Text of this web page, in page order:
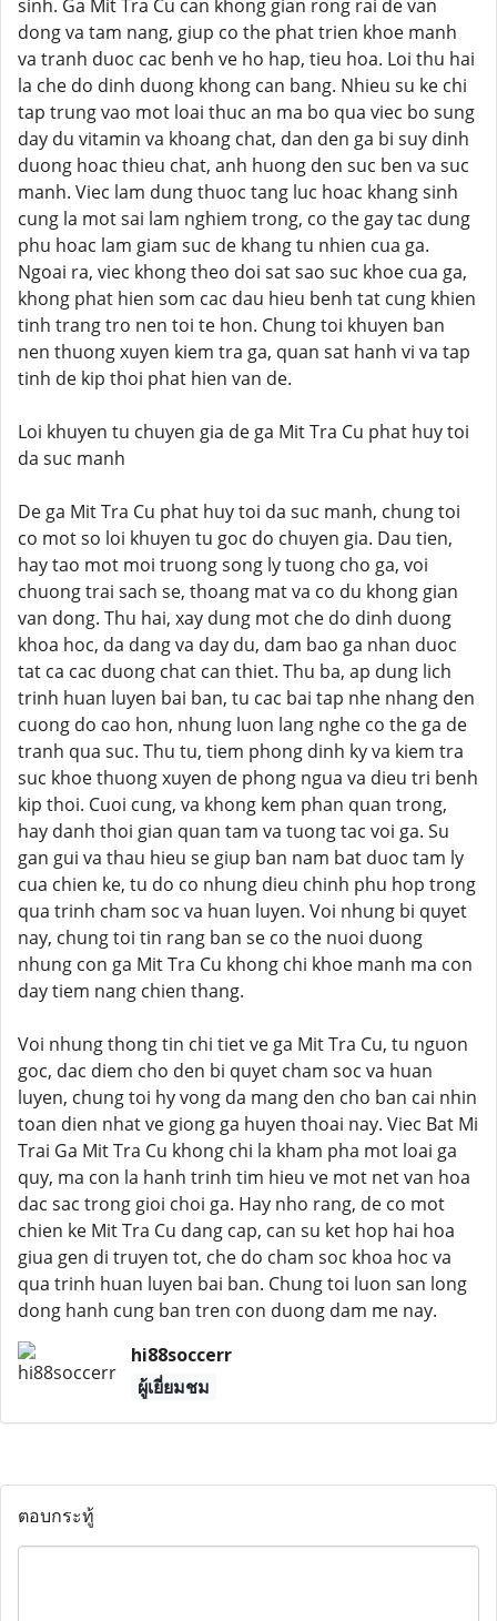
sinh. Ga Mit Tra Cu can khong gian rong rai de van
dong va tam nang, giup co the phat trien khoe manh
va tranh duoc cac benh ve ho hap, tieu hoa. Loi thu hai
la che do dinh duong khong can bang. Nhieu su ke chi
tap trung vao mot loai thuc an ma bo qua viec bo sung
day du vitamin va khoang chat, dan den ga bi suy dinh
duong hoac thieu chat, anh huong den suc ben va suc
manh. Viec lam dung thuoc tang luc hoac khang sinh
cung la mot sai lam nghiem trong, co the gay tac dung
phu hoac lam giam suc de khang tu nhien cua ga.
Ngoai ra, viec khong theo doi sat sao suc khoe cua ga,
khong phat hien som cac dau hieu benh tat cung khien
tinh trang tro nen toi te hon. Chung toi khuyen ban
nen thuong xuyen kiem tra ga, quan sat hanh vi va tap
tinh de kip thoi phat hien van de.
Loi khuyen tu chuyen gia de ga Mit Tra Cu phat huy toi
da suc manh
De ga Mit Tra Cu phat huy toi da suc manh, chung toi
co mot so loi khuyen tu goc do chuyen gia. Dau tien,
hay tao mot moi truong song ly tuong cho ga, voi
chuong trai sach se, thoang mat va co du khong gian
van dong. Thu hai, xay dung mot che do dinh duong
khoa hoc, da dang va day du, dam bao ga nhan duoc
tat ca cac duong chat can thiet. Thu ba, ap dung lich
trinh huan luyen bai ban, tu cac bai tap nhe nhang den
cuong do cao hon, nhung luon lang nghe co the ga de
tranh qua suc. Thu tu, tiem phong dinh ky va kiem tra
suc khoe thuong xuyen de phong ngua va dieu tri benh
kip thoi. Cuoi cung, va khong kem phan quan trong,
hay danh thoi gian quan tam va tuong tac voi ga. Su
gan gui va thau hieu se giup ban nam bat duoc tam ly
cua chien ke, tu do co nhung dieu chinh phu hop trong
qua trinh cham soc va huan luyen. Voi nhung bi quyet
nay, chung toi tin rang ban se co the nuoi duong
nhung con ga Mit Tra Cu khong chi khoe manh ma con
day tiem nang chien thang.
Voi nhung thong tin chi tiet ve ga Mit Tra Cu, tu nguon
goc, dac diem cho den bi quyet cham soc va huan
luyen, chung toi hy vong da mang den cho ban cai nhin
toan dien nhat ve giong ga huyen thoai nay. Viec Bat Mi
Trai Ga Mit Tra Cu khong chi la kham pha mot loai ga
quy, ma con la hanh trinh tim hieu ve mot net van hoa
dac sac trong gioi choi ga. Hay nho rang, de co mot
chien ke Mit Tra Cu dang cap, can su ket hop hai hoa
giua gen di truyen tot, che do cham soc khoa hoc va
qua trinh huan luyen bai ban. Chung toi luon san long
dong hanh cung ban tren con duong dam me nay.
hi88soccerr
ผู้เยี่ยมชม
ตอบกระทู้